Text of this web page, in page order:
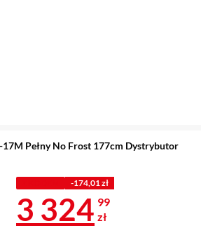
Pełny No Frost 177cm Dystrybutor
-174,01 zł
Cena 3
3 324 99
zł